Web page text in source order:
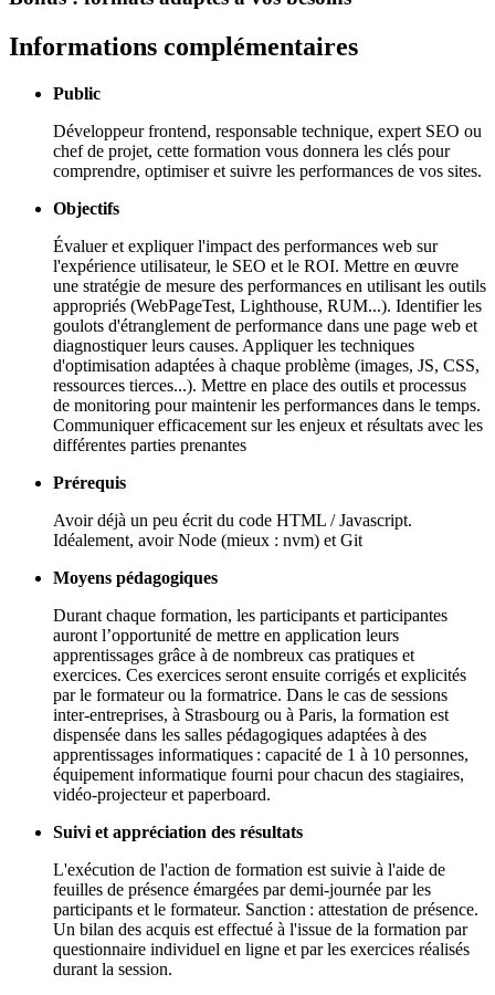
Informations complémentaires
Public
Développeur frontend, responsable technique, expert SEO ou
chef de projet, cette formation vous donnera les clés pour
comprendre, optimiser et suivre les performances de vos sites.
Objectifs
Évaluer et expliquer l'impact des performances web sur
l'expérience utilisateur, le SEO et le ROI. Mettre en œuvre
une stratégie de mesure des performances en utilisant les outils
appropriés (WebPageTest, Lighthouse, RUM...). Identifier les
goulots d'étranglement de performance dans une page web et
diagnostiquer leurs causes. Appliquer les techniques
d'optimisation adaptées à chaque problème (images, JS, CSS,
ressources tierces...). Mettre en place des outils et processus
de monitoring pour maintenir les performances dans le temps.
Communiquer efficacement sur les enjeux et résultats avec les
différentes parties prenantes
Prérequis
Avoir déjà un peu écrit du code HTML / Javascript.
Idéalement, avoir Node (mieux : nvm) et Git
Moyens pédagogiques
Durant chaque formation, les participants et participantes
auront l’opportunité de mettre en application leurs
apprentissages grâce à de nombreux cas pratiques et
exercices. Ces exercices seront ensuite corrigés et explicités
par le formateur ou la formatrice. Dans le cas de sessions
inter-entreprises, à Strasbourg ou à Paris, la formation est
dispensée dans les salles pédagogiques adaptées à des
apprentissages informatiques : capacité de 1 à 10 personnes,
équipement informatique fourni pour chacun des stagiaires,
vidéo-projecteur et paperboard.
Suivi et appréciation des résultats
L'exécution de l'action de formation est suivie à l'aide de
feuilles de présence émargées par demi-journée par les
participants et le formateur. Sanction : attestation de présence.
Un bilan des acquis est effectué à l'issue de la formation par
questionnaire individuel en ligne et par les exercices réalisés
durant la session.